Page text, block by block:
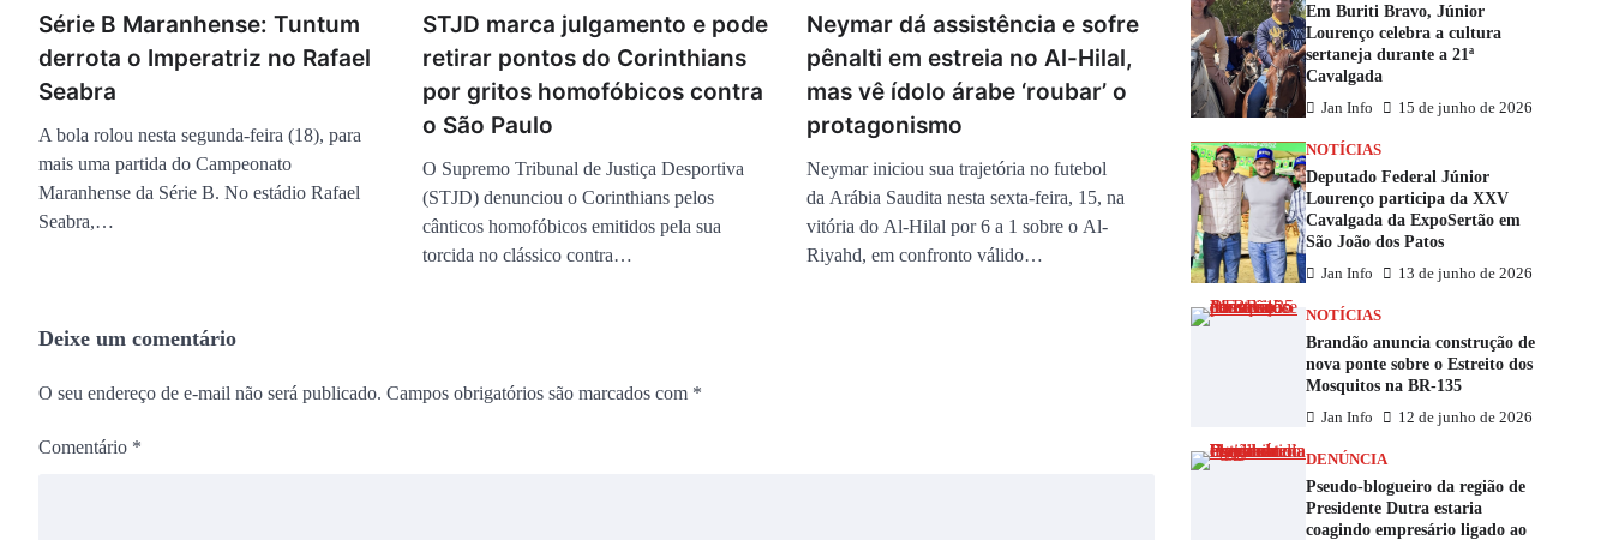
Série B Maranhense: Tuntum
derrota o Imperatriz no Rafael
Seabra
A bola rolou nesta segunda-feira (18), para
mais uma partida do Campeonato
Maranhense da Série B. No estádio Rafael
Seabra,…
STJD marca julgamento e pode
retirar pontos do Corinthians
por gritos homofóbicos contra
o São Paulo
O Supremo Tribunal de Justiça Desportiva
(STJD) denunciou o Corinthians pelos
cânticos homofóbicos emitidos pela sua
torcida no clássico contra…
Neymar dá assistência e sofre
pênalti em estreia no Al-Hilal,
mas vê ídolo árabe ‘roubar’ o
protagonismo
Neymar iniciou sua trajetória no futebol
da Arábia Saudita nesta sexta-feira, 15, na
vitória do Al-Hilal por 6 a 1 sobre o Al-
Riyahd, em confronto válido…
Deixe um comentário
O seu endereço de e-mail não será publicado. Campos obrigatórios são marcados com *
Comentário *
Em Buriti Bravo, Júnior
Lourenço celebra a cultura
sertaneja durante a 21ª
Cavalgada
Jan Info 15 de junho de 2026
NOTÍCIAS
Deputado Federal Júnior
Lourenço participa da XXV
Cavalgada da ExpoSertão em
São João dos Patos
Jan Info 13 de junho de 2026
NOTÍCIAS
Brandão anuncia construção de
nova ponte sobre o Estreito dos
Mosquitos na BR-135
Jan Info 12 de junho de 2026
DENÚNCIA
Pseudo-blogueiro da região de
Presidente Dutra estaria
coagindo empresário ligado ao